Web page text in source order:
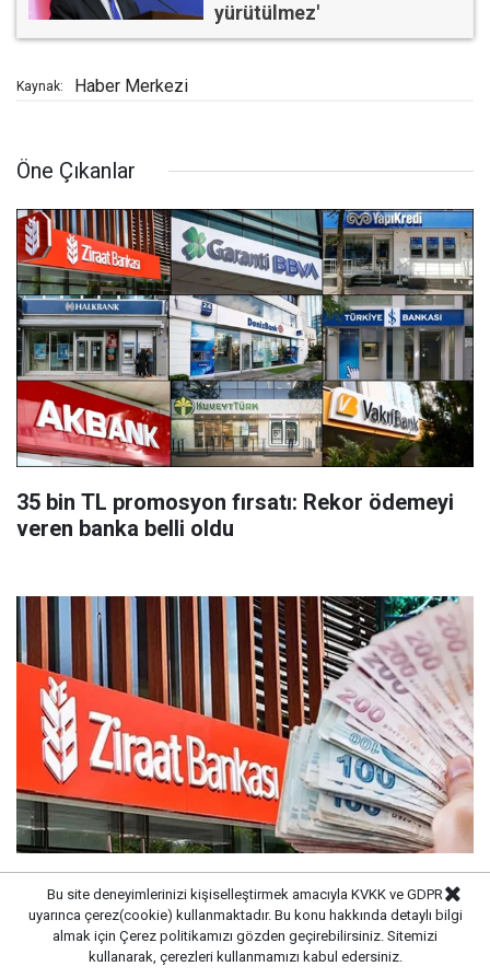
yürütülmez'
Kaynak: Haber Merkezi
Öne Çıkanlar
35 bin TL promosyon fırsatı: Rekor ödemeyi
veren banka belli oldu
Ziraat Bankası açıkladı: Başvuru yapana
faizsiz kredi
Bu site deneyimlerinizi kişiselleştirmek amacıyla KVKK ve GDPR
uyarınca çerez(cookie) kullanmaktadır. Bu konu hakkında detaylı bilgi
almak için Çerez politikamızı gözden geçirebilirsiniz. Sitemizi
kullanarak, çerezleri kullanmamızı kabul edersiniz.